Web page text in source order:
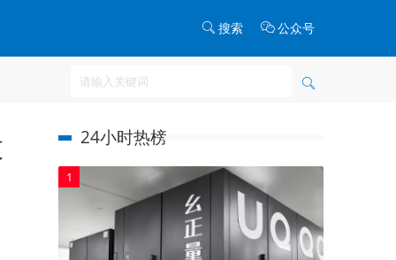
搜索 公众号
24小时热榜
1